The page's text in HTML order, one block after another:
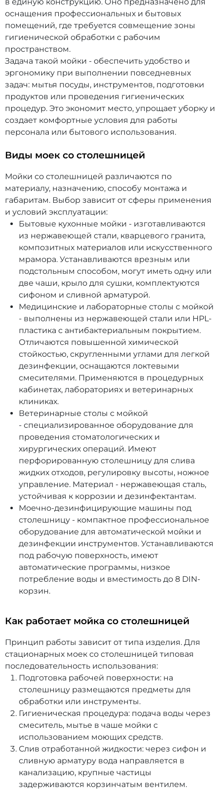
в единую конструкцию. Оно предназначено для
оснащения профессиональных и бытовых
помещений, где требуется совмещение зоны
гигиенической обработки с рабочим
пространством.
Задача такой мойки - обеспечить удобство и
эргономику при выполнении повседневных
задач: мытья посуды, инструментов, подготовки
продуктов или проведения гигиенических
процедур. Это экономит место, упрощает уборку и
создает комфортные условия для работы
персонала или бытового использования.
Виды моек со столешницей
Мойки со столешницей различаются по
материалу, назначению, способу монтажа и
габаритам. Выбор зависит от сферы применения
и условий эксплуатации:
Бытовые кухонные мойки - изготавливаются
из нержавеющей стали, кварцевого гранита,
композитных материалов или искусственного
мрамора. Устанавливаются врезным или
подстольным способом, могут иметь одну или
две чаши, крыло для сушки, комплектуются
сифоном и сливной арматурой.
Медицинские и лабораторные столы с мойкой
- выполнены из нержавеющей стали или HPL-
пластика с антибактериальным покрытием.
Отличаются повышенной химической
стойкостью, скругленными углами для легкой
дезинфекции, оснащаются локтевыми
смесителями. Применяются в процедурных
кабинетах, лабораториях и ветеринарных
клиниках.
Ветеринарные столы с мойкой
- специализированное оборудование для
проведения стоматологических и
хирургических операций. Имеют
перфорированную столешницу для слива
жидких отходов, регулировку высоты, ножное
управление. Материал - нержавеющая сталь,
устойчивая к коррозии и дезинфектантам.
Моечно-дезинфицирующие машины под
столешницу - компактное профессиональное
оборудование для автоматической мойки и
дезинфекции инструментов. Устанавливаются
под рабочую поверхность, имеют
автоматические программы, низкое
потребление воды и вместимость до 8 DIN-
корзин.
Как работает мойка со столешницей
Принцип работы зависит от типа изделия. Для
стационарных моек со столешницей типовая
последовательность использования:
Подготовка рабочей поверхности: на
столешницу размещаются предметы для
обработки или инструменты.
Гигиеническая процедура: подача воды через
смеситель, мытье в чаше мойки с
использованием моющих средств.
Слив отработанной жидкости: через сифон и
сливную арматуру вода направляется в
канализацию, крупные частицы
задерживаются корзинчатым вентилем.